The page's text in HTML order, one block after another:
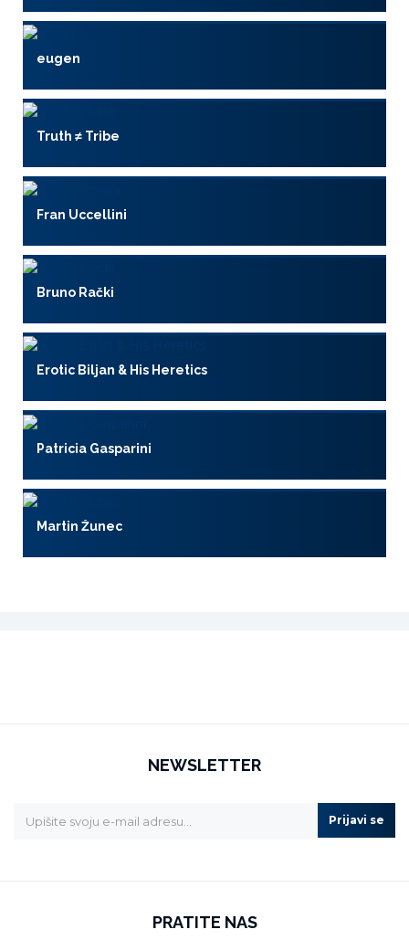
eugen
Truth ≠ Tribe
Fran Uccellini
Bruno Rački
Erotic Biljan & His Heretics
Patricia Gasparini
Martin Žunec
NEWSLETTER
Prijavi se
PRATITE NAS